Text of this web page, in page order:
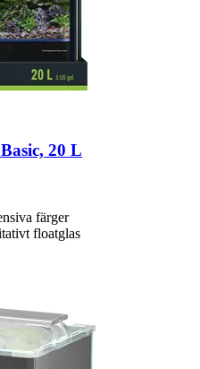
20 L
färger
floatglas